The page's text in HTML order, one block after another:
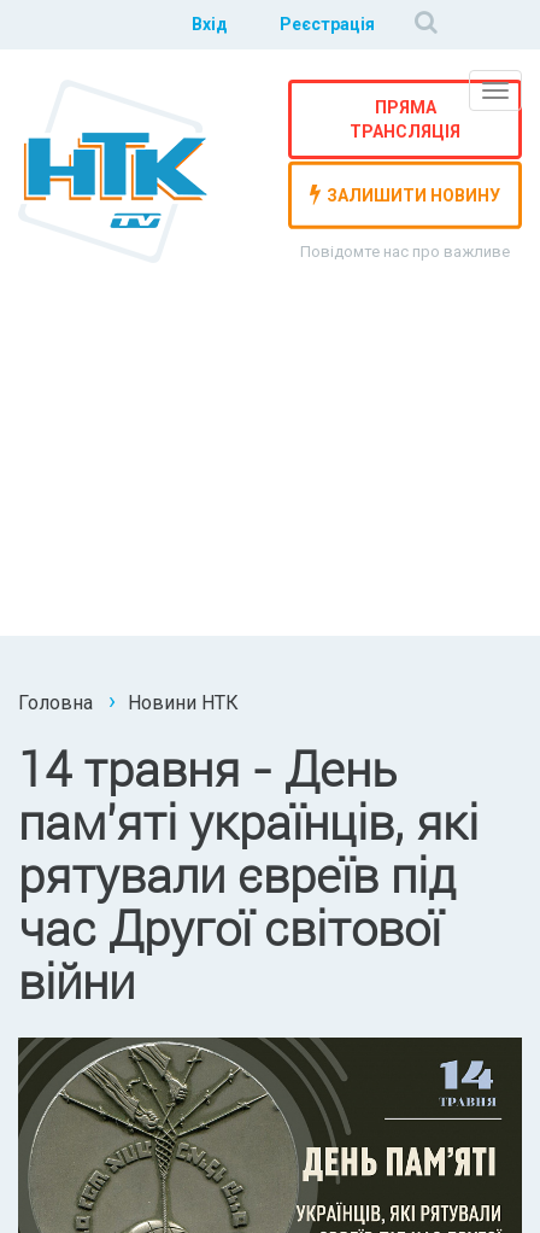
Вхід Реєстрація
ПРЯМА
ТРАНСЛЯЦІЯ
ЗАЛИШИТИ НОВИНУ
Повідомте нас про важливе
Головна Новини НТК
14 травня - День
пам'яті українців, які
рятували євреїв під
час Другої світової
війни